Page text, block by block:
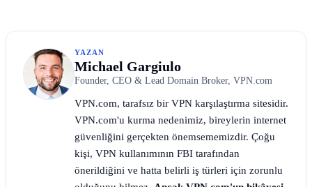
YAZAN
Michael Gargiulo
Founder, CEO & Lead Domain Broker, VPN.com
VPN.com, tarafsız bir VPN karşılaştırma sitesidir.
VPN.com'u kurma nedenimiz, bireylerin internet
güvenliğini gerçekten önemsememizdir. Çoğu
kişi, VPN kullanımının FBI tarafından
önerildiğini ve hatta belirli iş türleri için zorunlu